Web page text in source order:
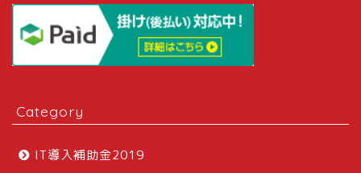
Category
IT導入補助金2019